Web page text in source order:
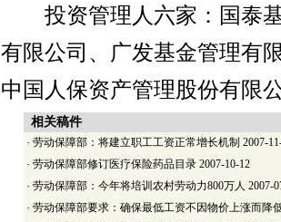
投资管理人六家：国泰基
有限公司、广发基金管理有
中国人保资产管理股份有限
相关稿件
· 劳动保障部：将建立职工工资正常增长机制 2007-
· 劳动保障部修订医疗保险药品目录 2007-10-12
· 劳动保障部：今年将培训农村劳动力800万人 2007-
· 劳动保障部要求：确保最低工资不因物价上涨而降